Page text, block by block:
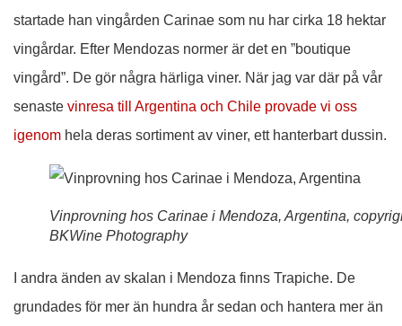
startade han vingården Carinae som nu har cirka 18 hektar
vingårdar. Efter Mendozas normer är det en ”boutique
vingård”. De gör några härliga viner. När jag var där på vår
senaste vinresa till Argentina och Chile provade vi oss
igenom hela deras sortiment av viner, ett hanterbart dussin.
Vinprovning hos Carinae i Mendoza, Argentina,
BKWine Photography
I andra änden av skalan i Mendoza finns Trapiche. De
grundades för mer än hundra år sedan och hantera mer än